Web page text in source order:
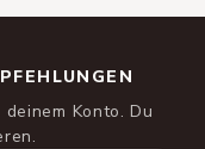
Konto. Du